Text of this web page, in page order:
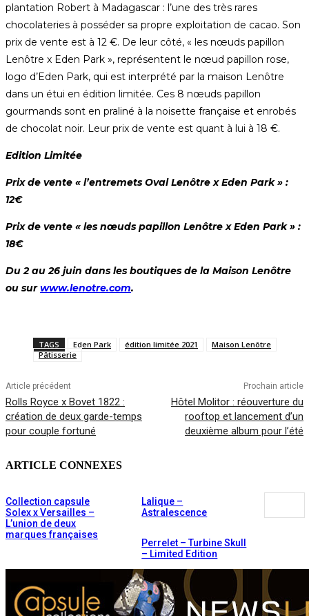
plantation Robert à Madagascar : l’une des très rares
chocolateries à posséder sa propre exploitation de cacao. Son
prix de vente est à 12 €. De leur côté, « les nœuds papillon
Lenôtre x Eden Park », représentent le nœud papillon rose,
logo d’Eden Park, qui est interprété par la maison Lenôtre
dans un étui en édition limitée. Ces 8 nœuds papillon
gourmands sont en praliné à la noisette française et enrobés
de chocolat noir. Leur prix de vente est quant à lui à 18 €.
Edition Limitée
Prix de vente « l’entremets Oval Lenôtre x Eden Park » :
12€
Prix de vente « les nœuds papillon Lenôtre x Eden Park » :
18€
Du 2 au 26 juin dans les boutiques de la Maison Lenôtre
ou surwww.lenotre.com.
TAGS Eden Park édition limitée 2021
Maison Lenôtre
Pâtisserie
Article précédent
Rolls Royce x Bovet 1822 :
création de deux garde-temps
pour couple fortuné
Prochain article
Hôtel Molitor : réouverture du
rooftop et lancement d’un
deuxième album pour l’été
ARTICLE CONNEXES
Collection capsule
Solex x Versailles –
L’union de deux
marques françaises
Lalique –
Astralescence
Perrelet – Turbine Skull
– Limited Edition